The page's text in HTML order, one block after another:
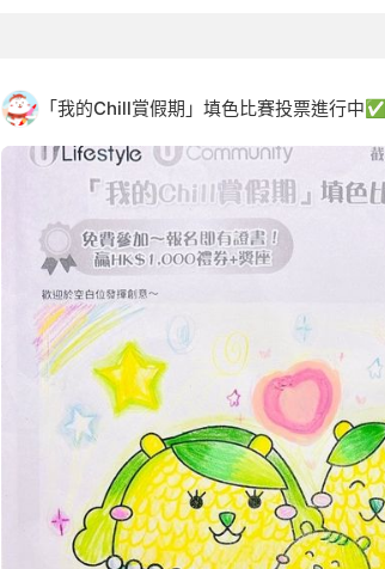
「我的Chill賞假期」填色比賽投票進行中✅